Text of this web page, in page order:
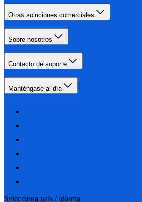
Otras soluciones comerciales
Sobre nosotros
Contacto de soporte
Manténgase al día
Selecciona país / idioma